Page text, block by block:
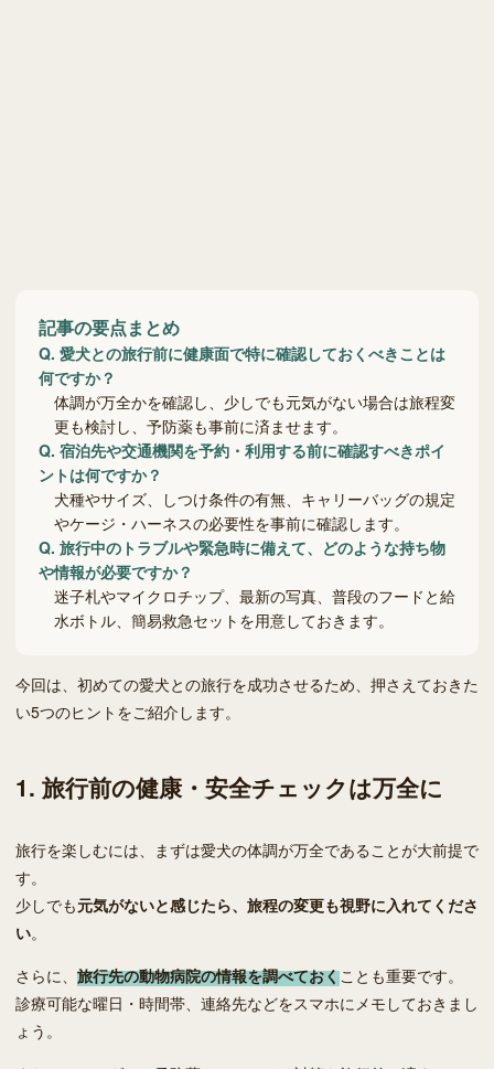
記事の要点まとめ
Q. 愛犬との旅行前に健康面で特に確認しておくべきことは
何ですか？
体調が万全かを確認し、少しでも元気がない場合は旅程変
更も検討し、予防薬も事前に済ませます。
Q. 宿泊先や交通機関を予約・利用する前に確認すべきポイ
ントは何ですか？
犬種やサイズ、しつけ条件の有無、キャリーバッグの規定
やケージ・ハーネスの必要性を事前に確認します。
Q. 旅行中のトラブルや緊急時に備えて、どのような持ち物
や情報が必要ですか？
迷子札やマイクロチップ、最新の写真、普段のフードと給
水ボトル、簡易救急セットを用意しておきます。
今回は、初めての愛犬との旅行を成功させるため、押さえておきた
い5つのヒントをご紹介します。
1. 旅行前の健康・安全チェックは万全に
旅行を楽しむには、まずは愛犬の体調が万全であることが大前提で
す。
少しでも元気がないと感じたら、旅程の変更も視野に入れてくださ
い。
さらに、 旅行先の動物病院の情報を調べておくことも重要です。
診療可能な曜日・時間帯、連絡先などをスマホにメモしておきまし
ょう。